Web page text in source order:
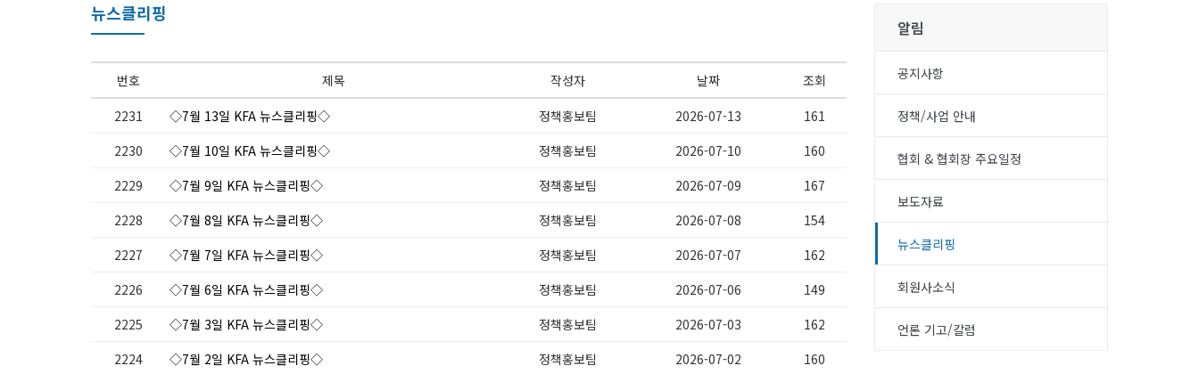
뉴스클리핑
번호 제목 작성자 날짜
조회
2231
◇7월 13일 KFA 뉴스클리핑◇ 정책홍보팀 2026-07-13
161
2230
◇7월 10일 KFA 뉴스클리핑◇ 정책홍보팀 2026-07-10
160
2229
◇7월 9일 KFA 뉴스클리핑◇ 정책홍보팀 2026-07-09
167
2228
◇7월 8일 KFA 뉴스클리핑◇ 정책홍보팀 2026-07-08
154
2227
◇7월 7일 KFA 뉴스클리핑◇ 정책홍보팀 2026-07-07
162
2226
◇7월 6일 KFA 뉴스클리핑◇ 정책홍보팀 2026-07-06
149
2225
◇7월 3일 KFA 뉴스클리핑◇ 정책홍보팀 2026-07-03
162
2224
◇7월 2일 KFA 뉴스클리핑◇ 정책홍보팀 2026-07-02
160
알림
공지사항
정책/사업 안내
협회 & 협회장 주요일정
보도자료
뉴스클리핑
회원사소식
언론 기고/칼럼